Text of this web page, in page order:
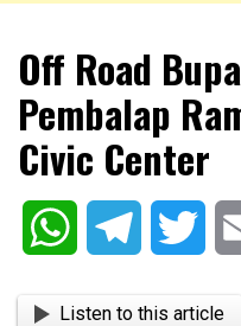
NKRIPOST
Off Road
Pembalap
Civic Center
WhatsAppTelegram
Listen to this article